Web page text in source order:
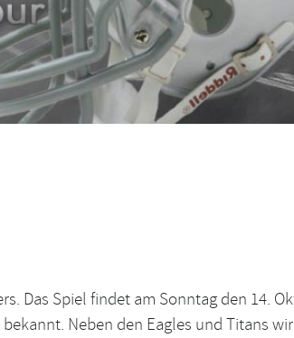
Das Spiel findet am Sonntag den 14.
Neben den Eagles und Titans